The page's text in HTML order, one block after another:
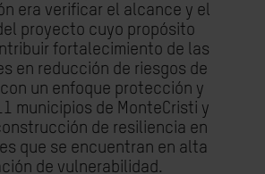
era verificar el alcance y el
proyecto cuyo propósito
fortalecimiento de las
en reducción de riesgos de
un enfoque protección y
municipios de MonteCristi y
de resiliencia en
que se encuentran en alta
de vulnerabilidad.